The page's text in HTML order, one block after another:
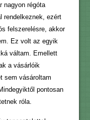
nagyon régóta
rendelkeznek, ezért
felszerelésre, akkor
Ez volt az egyik
váltam. Emellett
a vásárlóik
sem vásároltam
pontosan
róla.